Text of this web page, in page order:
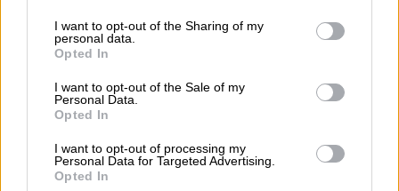
not limited to your visit or usage behaviour. You may click to
grant or deny consent to Google and its third-party tags to
use your data for below specified purposes in below Google
consent section.
I want to opt-out of the Sharing of my
personal data.
Opted In
I want to opt-out of the Sale of my
Personal Data.
Opted In
I want to opt-out of processing my
Personal Data for Targeted Advertising.
Opted In
Σινεμά|13.05.2021 11:27
κόσμο - Ήταν 106 ετών